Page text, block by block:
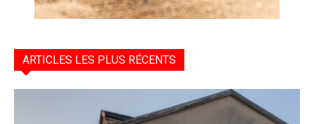
ARTICLES LES PLUS RÉCENTS